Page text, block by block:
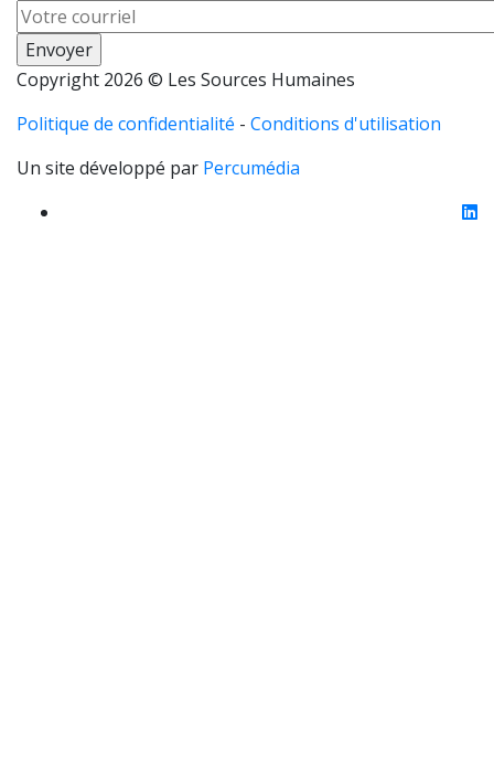
Courriel
Copyright 2026 © Les Sources Humaines
Politique de confidentialité - Conditions d'utilisation
Un site développé par Percumédia